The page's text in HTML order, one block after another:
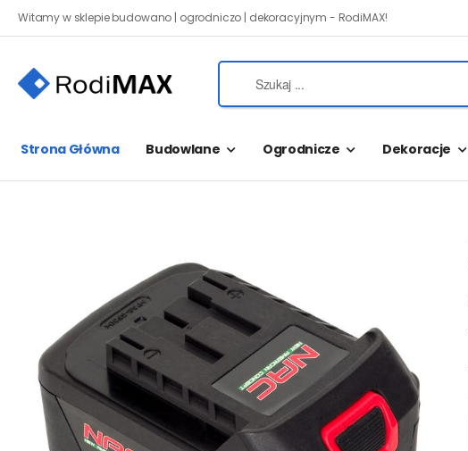
Witamy w sklepie budowano | ogrodniczo | dekoracyjnym - RodiMAX!
Strona Główna Budowlane Ogrodnicze Dekoracje